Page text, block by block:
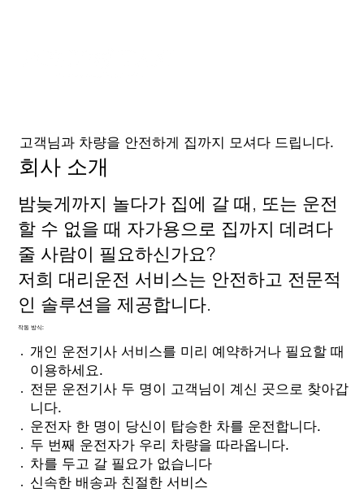
밤늦게까지 놀다가 집에 갈 때, 또는 운전
할 수 없을 때 자가용으로 집까지 데려다
줄 사람이 필요하신가요?
저희 대리운전 서비스는 안전하고 전문적
인 솔루션을 제공합니다.
작동 방식:
개인 운전기사 서비스를 미리 예약하거나 필요할 때
이용하세요.
전문 운전기사 두 명이 고객님이 계신 곳으로 찾아갑
니다.
운전자 한 명이 당신이 탑승한 차를 운전합니다.
두 번째 운전자가 우리 차량을 따라옵니다.
차를 두고 갈 필요가 없습니다
신속한 배송과 친절한 서비스
고객님과 차량을 안전하게 집까지 모셔다 드립니다.
회사 소개